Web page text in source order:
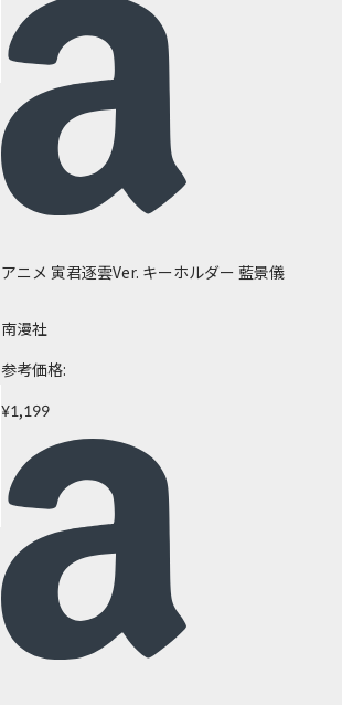
アニメ 寅君逐雲Ver. キーホルダー 藍景儀
南漫社
参考価格:
¥1,199